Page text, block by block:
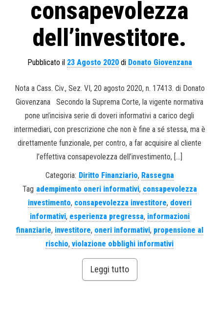
consapevolezza
dell’investitore.
Pubblicato il 23 Agosto 2020di Donato Giovenzana
Nota a Cass. Civ., Sez. VI, 20 agosto 2020, n. 17413. di Donato
Giovenzana Secondo la Suprema Corte, la vigente normativa
pone un’incisiva serie di doveri informativi a carico degli
intermediari, con prescrizione che non è fine a sé stessa, ma è
direttamente funzionale, per contro, a far acquisire al cliente
l’effettiva consapevolezza dell’investimento, […]
Categoria: Diritto Finanziario, Rassegna
Tag adempimento oneri informativi, consapevolezza
investimento, consapevolezza investitore, doveri
informativi, esperienza pregressa, informazioni
finanziarie, investitore, oneri informativi, propensione al
rischio, violazione obblighi informativi
Leggi tutto